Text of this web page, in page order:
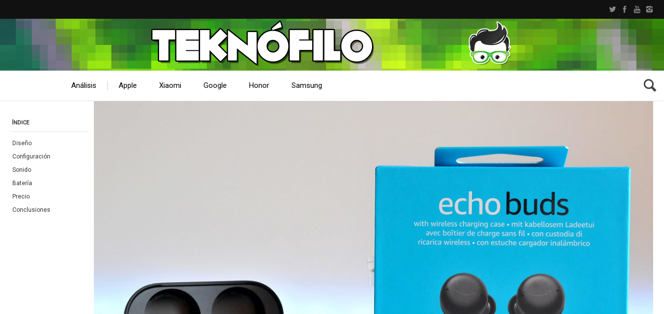
Análisis Apple Xiaomi Google Honor Samsung
ÍNDICE
Diseño
Configuración
Sonido
Batería
Precio
Conclusiones